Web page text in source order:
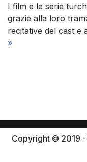
I film e le serie
grazie alla loro
recitative del cast e
»
Copyright © 2019